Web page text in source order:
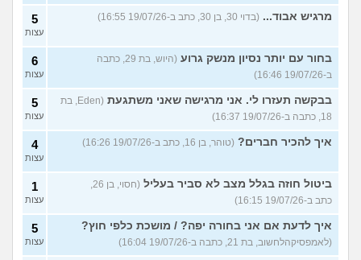
מרגיש אבוד... (בדוי 30, בן 30, כתב ב-19/07/26 16:55) 5
עצות
בחור עם יותר נסיון מנשק גרוע
(היוש, בת 29, כתבה
ב-19/07/26 16:46)
6
עצות
בבקשה תעזרו לי. אני מרגישה שאני משתגעת
(Eden, בת
18, כתבה ב-19/07/26 16:37)
5
עצות
איך להכיר חברים? (טוהר, בן 16, כתב ב-19/07/26 16:26) 4
עצות
ביטול חוזה בגלל מצב לא סביר בעליל
(חסוי, בן 26,
כתב ב-19/07/26 16:15)
1
עצות
איך לדעת אם אני בחורה יפה? / מושכת כלפי חוץ?
(לאמפסיקהלחשוב, בת 21, כתבה ב-19/07/26 16:04)
5
עצות